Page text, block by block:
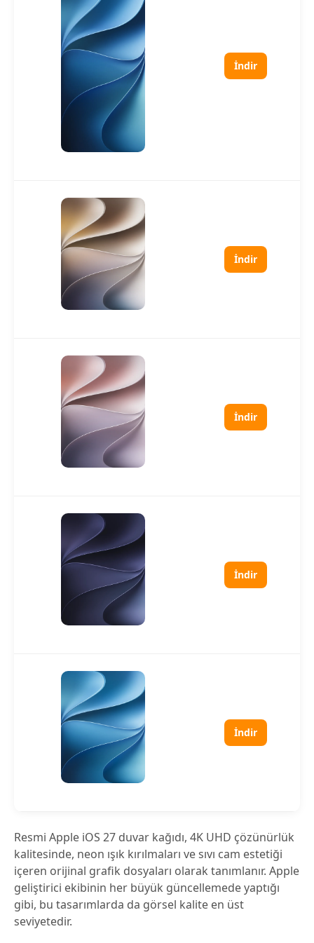
İndir
İndir
İndir
İndir
İndir
Resmi Apple iOS 27 duvar kağıdı, 4K UHD çözünürlük
kalitesinde, neon ışık kırılmaları ve sıvı cam estetiği
içeren orijinal grafik dosyaları olarak tanımlanır. Apple
geliştirici ekibinin her büyük güncellemede yaptığı
gibi, bu tasarımlarda da görsel kalite en üst
seviyetedir.